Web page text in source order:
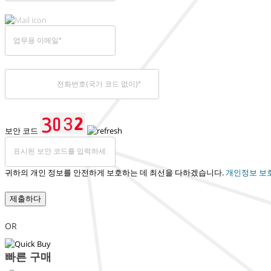
보안 코드
귀하의 개인 정보를 안전하게 보호하는 데 최선을 다하겠습니다. 개인정보 보
제출하다
OR
빠른 구매